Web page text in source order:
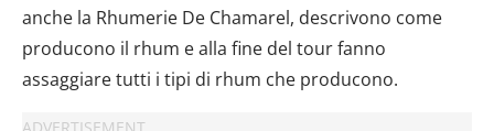
anche la Rhumerie De Chamarel, descrivono come
producono il rhum e alla fine del tour fanno
assaggiare tutti i tipi di rhum che producono.